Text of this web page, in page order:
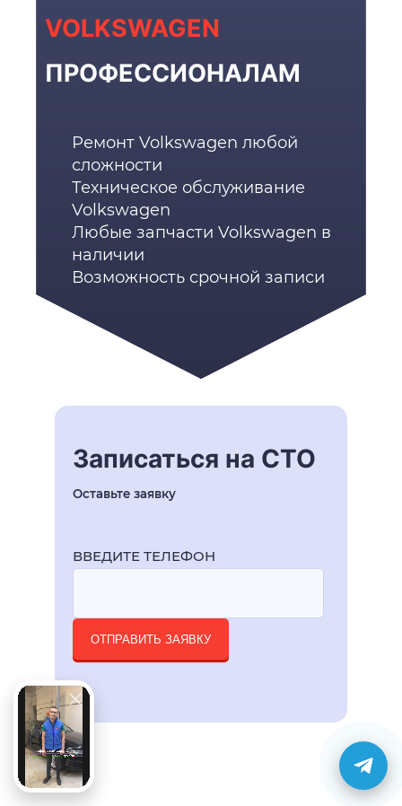
VOLKSWAGEN
ПРОФЕССИОНАЛАМ
Ремонт Volkswagen любой
сложности
Техническое обслуживание
Volkswagen
Любые запчасти Volkswagen в
наличии
Возможность срочной записи
Записаться на СТО
Оставьте заявку
ВВЕДИТЕ ТЕЛЕФОН
ОТПРАВИТЬ ЗАЯВКУ